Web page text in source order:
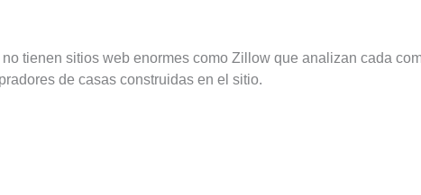
tienen sitios web enormes como Zillow que analizan cada
de casas construidas en el sitio.